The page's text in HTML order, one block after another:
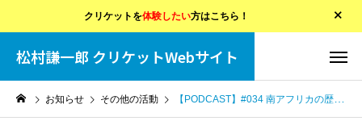
クリケットを体験したい方はこちら！
松村謙一郎 クリケットWebサイト
お知らせ その他の活動 【PODCAST】#034 南アフリカの歴史＆スポーツ！